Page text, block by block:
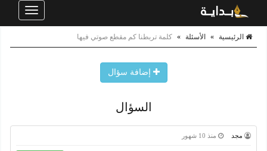
Toggle
الرئيسية » الأسئلة » كلمة تربطنا كم مقطع صوتي فيها
إضافة سؤال
السؤال
مجد منذ 10 شهور